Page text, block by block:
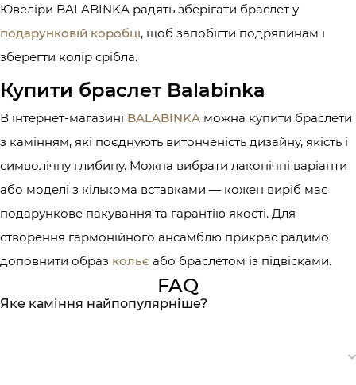
Ювеліри BALABINKA радять зберігати браслет у
подарунковій коробці, щоб запобігти подряпинам і
зберегти колір срібла.
Купити браслет Balabinka
В інтернет-магазині BALABINKA можна купити браслети
з камінням, які поєднують витонченість дизайну, якість і
символічну глибину. Можна вибрати лаконічні варіанти
або моделі з кількома вставками — кожен виріб має
подарункове пакування та гарантію якості. Для
створення гармонійного ансамблю прикрас радимо
доповнити образ кольє або браслетом із підвісками.
FAQ
Яке каміння найпопулярніше?